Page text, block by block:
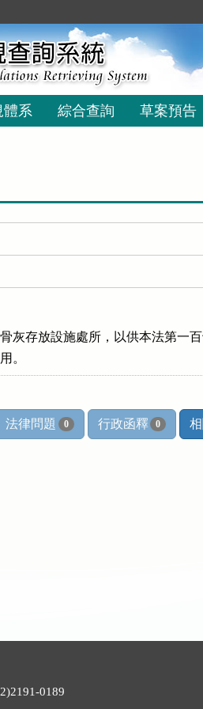
體系 綜合查詢 草案預告
灰存放設施處所，以供本法第一
。
法律問題 0 行政函釋 0
0189